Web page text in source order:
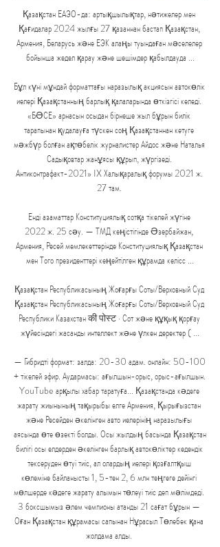
Қазақстан ЕАЭО-да: артықшылықтар, нәтижелер мен
Қағидалар 2024 жылғы 27 қазаннан бастап Қазақстан,
Армения, Беларусь және ЕЭК алаңы туындаған мәселелер
бойынша жедел қарау және шешімдер қабылдауда ...
Бұл күні мұндай форматтағы наразылық акциясын автокөлік
иелері Қазақстанның барлық қалаларында өткізгісі келеді.
«БӘСЕ» арнасын осыдан бірнеше жыл бұрын билік
тарапынан қудалауға түскен соң Қазақстаннан кетуге
мәжбүр болған ақтөбелік журналистер Айдос және Наталья
Садықовтар жанұясы құрып, жүргізеді.
Антиконтрафакт-2021» IX Халықаралық форумы 2021 ж.
27 там.
Енді азаматтар Конституциялық сотқа тікелей жүгіне
2022 ж. 25 сәу. — ТМД кеңістігінде Әзербайжан,
Армения, Ресей мемлекеттерінде Конституциялық Қазақстан
мен Того президенттері кеңейтілген құрамда келісс ...
Қазақстан Республикасының Жоғарғы Соты/Верховный Суд
Қазақстан Республикасының Жоғарғы Соты/Верховный Суд
Республики Казахстан की पोस्ट · Сот және құқық қорғау
жүйесіндегі жасанды интеллект және үлкен деректер ( ...
— Гибридті формат: залда: 20-30 адам. онлайн: 50-100
+ тікелей эфир. Аудармасы: ағылшын-орыс, орыс-ағылшын.
YouTube арқылы хабар таратуға... Қазақстанда кәдеге
жарату жиынының тақырыбы елге Армения, Қырығызстан
және Ресейден әкелінген авто иелерінің наразылығы
аясында өте өзекті болды. Осы жылдың басында Қазақстан
билігі осы елдерден әкелінген барлық автокөліктер кедендік
тексеруден өтуі тиіс, ал олардың иелері қозғалтқыш
көлеміне байланысты 1, 5-тен 2, 6 млн теңгеге дейінгі
мөлшерде кәдеге жарату алымын төлеуі тиіс деп мәлімдеді.
3 боксшымыз әлем чемпионы атанды 21 сағат бұрын —
Оған Қазақстан құрамасы сапынан Нұрасыл Төлебек қана
жолдама алды.